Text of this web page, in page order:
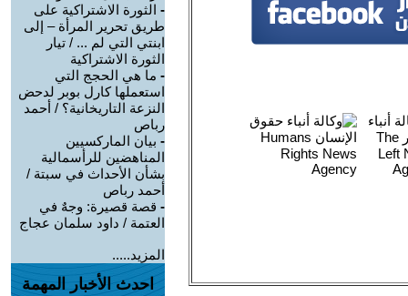
- الثورة الاشتراكية على
طريق تحرير المرأة – إلى
ابنتي التي لم ... / تيار
الثورة الاشتراكية
- ما هي الحجج التي
استعملها كارل بوبر لدحض
النزعة التاريخانية؟ / أحمد
رباص
- بيان الماركسيين
المناهضين للرأسمالية
بشأن الأحداث في سبتة /
أحمد رباص
- قصة قصيرة: وجهٌ في
العتمة / داود سلمان عجاج
المزيد.....
احدث الأخبار المهمة